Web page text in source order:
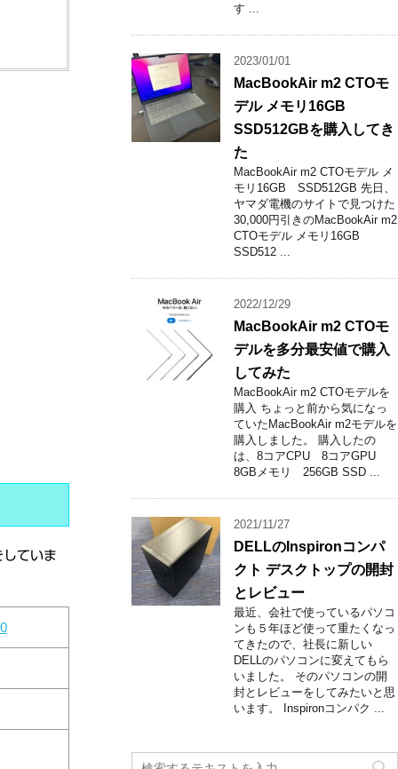
ていま
す ...
2023/01/01
MacBookAir m2 CTOモ
デル メモリ16GB
SSD512GBを購入してき
た
MacBookAir m2 CTOモデル メ
モリ16GB SSD512GB 先日、
ヤマダ電機のサイトで見つけた
30,000円引きのMacBookAir m2
CTOモデル メモリ16GB
SSD512 ...
2022/12/29
MacBookAir m2 CTOモ
デルを多分最安値で購入
してみた
MacBookAir m2 CTOモデルを
購入 ちょっと前から気になっ
ていたMacBookAir m2モデルを
購入しました。 購入したの
は、8コアCPU 8コアGPU
8GBメモリ 256GB SSD ...
2021/11/27
DELLのInspironコンパ
クト デスクトップの開封
とレビュー
最近、会社で使っているパソコ
ンも５年ほど使って重たくなっ
てきたので、社長に新しい
DELLのパソコンに変えてもら
いました。 そのパソコンの開
封とレビューをしてみたいと思
います。 Inspironコンパク ...